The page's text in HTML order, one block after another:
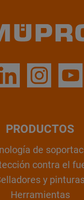
PRODUCTOS
de
contra el
y
Herramientas